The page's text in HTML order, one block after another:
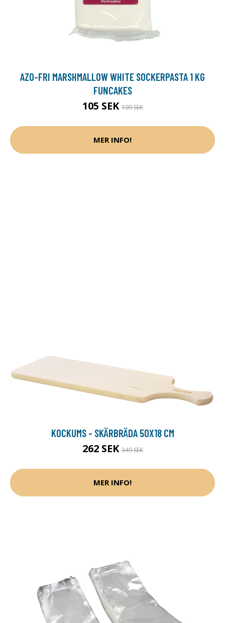
AZO-FRI MARSHMALLOW WHITE SOCKERPASTA 1 KG
FUNCAKES
105 SEK109 SEK
MER INFO!
KOCKUMS - SKÄRBRÄDA 50X18 CM
262 SEK349 SEK
MER INFO!